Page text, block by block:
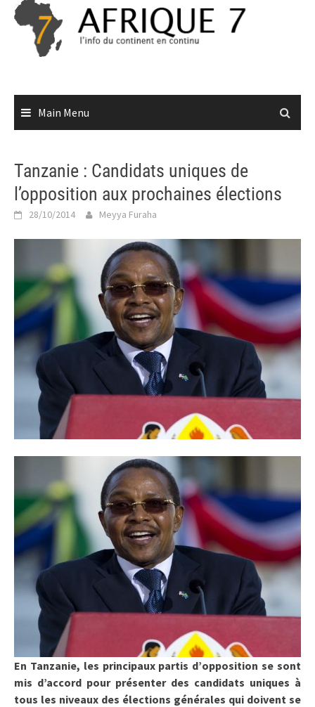
Skip
content
Main Menu
Tanzanie : Candidats uniques de
l’opposition aux prochaines élections
28/10/2014 Meyya Furaha
En Tanzanie, les principaux partis d’opposition se sont
mis d’accord pour présenter des candidats uniques à
tous les niveaux des élections générales qui doivent se